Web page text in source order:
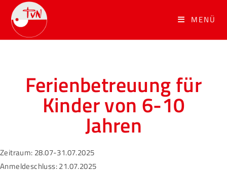
MENÜ
Ferienbetreuung für
Kinder von 6-10
Jahren
Zeitraum: 28.07-31.07.2025
Anmeldeschluss: 21.07.2025